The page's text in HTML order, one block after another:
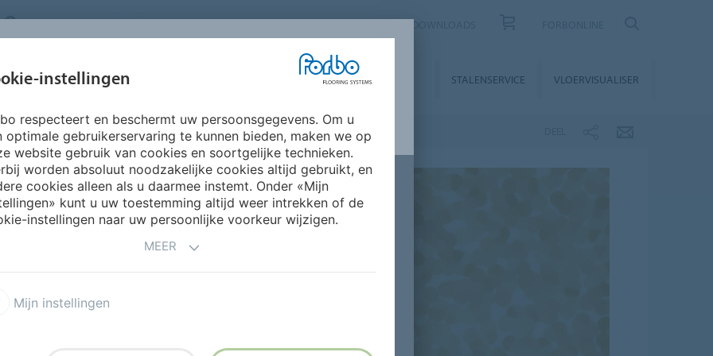
NETHERLANDS
SEGMENTEN
INSPIRATIE &
REFERENTIES
DUURZAAMHEID
INSTALLATIE &
ONDERHOUD
STALENSERVICE VLOERVISUALISER
dB akoestisch vinyl Sarlon 15 dB Graphic & Colour
en intensief
instellingen
respecteert en beschermt uw persoonsgegevens. Om u
optimale gebruikerservaring te kunnen bieden, maken we op
website gebruik van cookies en soortgelijke technieken.
worden absoluut noodzakelijke cookies altijd gebruikt, en
cookies alleen als u daarmee instemt. Onder «Mijn
kunt u uw toestemming altijd weer intrekken of de
instellingen naar uw persoonlijke voorkeur wijzigen.
MEER
Mijn instellingen